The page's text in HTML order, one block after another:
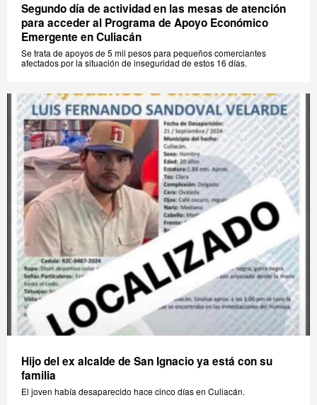
Segundo día de actividad en las mesas de atención
para acceder al Programa de Apoyo Económico
Emergente en Culiacán
Se trata de apoyos de 5 mil pesos para pequeños comerciantes
afectados por la situación de inseguridad de estos 16 días.
Hijo del ex alcalde de San Ignacio ya está con su
familia
El joven había desaparecido hace cinco días en Culiacán.